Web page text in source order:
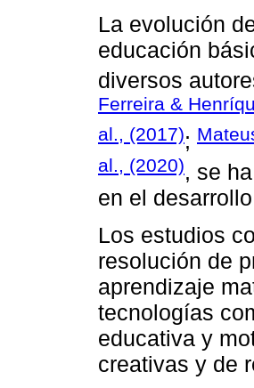
La evolución
educación
diversos
Ferreira &
al., (2017);
al., (2020), se
en el
Los estudios
resolución de
aprendizaje
tecnologías
educativa y
creativas y de